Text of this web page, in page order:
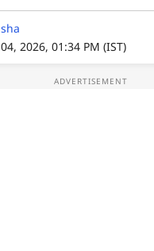
2026, 01:34 PM (IST)